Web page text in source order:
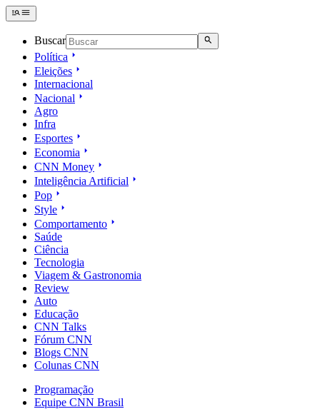
Buscar
Política
Eleições
Internacional
Nacional
Agro
Infra
Esportes
Economia
CNN Money
Inteligência Artificial
Pop
Style
Comportamento
Saúde
Ciência
Tecnologia
Viagem & Gastronomia
Review
Auto
Educação
CNN Talks
Fórum CNN
Blogs CNN
Colunas CNN
Programação
Equipe CNN Brasil